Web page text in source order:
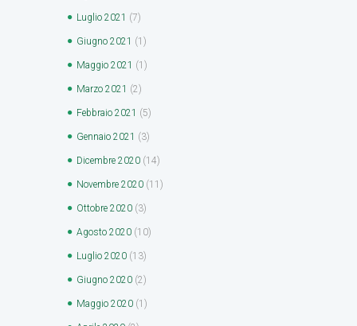
Luglio 2021 (7)
Giugno 2021 (1)
Maggio 2021 (1)
Marzo 2021 (2)
Febbraio 2021 (5)
Gennaio 2021 (3)
Dicembre 2020 (14)
Novembre 2020 (11)
Ottobre 2020 (3)
Agosto 2020 (10)
Luglio 2020 (13)
Giugno 2020 (2)
Maggio 2020 (1)